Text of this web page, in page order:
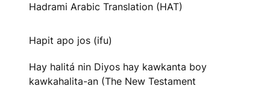
Hadrami Arabic Translation (HAT)
Hapit apo jos (ifu)
Hay halitá nin Diyos hay kawkanta boy
kawkahalita-an (The New Testament